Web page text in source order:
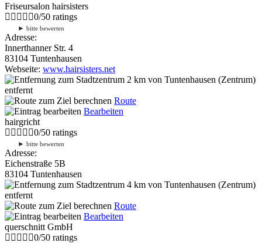
Friseursalon hairsisters
0/50 ratings
► bitte bewerten
Adresse:
Innerthanner Str. 4
83104 Tuntenhausen
Webseite: www.hairsisters.net
2 km von Tuntenhausen (Zentrum)
entfernt
Route
Bearbeiten
hairgricht
0/50 ratings
► bitte bewerten
Adresse:
Eichenstraße 5B
83104 Tuntenhausen
4 km von Tuntenhausen (Zentrum)
entfernt
Route
Bearbeiten
querschnitt GmbH
0/50 ratings